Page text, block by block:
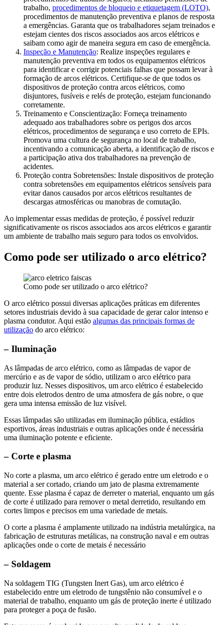
trabalho, procedimentos de bloqueio e etiquetagem (LOTO),
procedimentos de manutenção preventiva e planos de resposta
a emergências. Garanta que os trabalhadores sejam treinados e
estejam cientes dos riscos associados aos arcos elétricos e
saibam como agir de maneira segura em caso de emergência.
Inspeção e Manutenção: Realize inspeções regulares e
manutenção preventiva em todos os equipamentos elétricos
para identificar e corrigir potenciais falhas que possam levar à
formação de arcos elétricos. Certifique-se de que todos os
dispositivos de proteção contra arcos elétricos, como
disjuntores, fusíveis e relés de proteção, estejam funcionando
corretamente.
Treinamento e Conscientização: Forneça treinamento
adequado aos trabalhadores sobre os perigos dos arcos
elétricos, procedimentos de segurança e uso correto de EPIs.
Promova uma cultura de segurança no local de trabalho,
incentivando a comunicação aberta, a identificação de riscos e
a participação ativa dos trabalhadores na prevenção de
acidentes.
Proteção contra Sobretensões: Instale dispositivos de proteção
contra sobretensões em equipamentos elétricos sensíveis para
evitar danos causados por arcos elétricos resultantes de
descargas atmosféricas ou manobras de comutação.
Ao implementar essas medidas de proteção, é possível reduzir
significativamente os riscos associados aos arcos elétricos e garantir
um ambiente de trabalho mais seguro para todos os envolvidos.
Como pode ser utilizado o arco elétrico?
Como pode ser utilizado o arco elétrico?
O arco elétrico possui diversas aplicações práticas em diferentes
setores industriais devido à sua capacidade de gerar calor intenso e
plasma condutor. Aqui estão algumas das principais formas de
utilização do arco elétrico:
– Iluminação
As lâmpadas de arco elétrico, como as lâmpadas de vapor de
mercúrio e as de vapor de sódio, utilizam o arco elétrico para
produzir luz. Nesses dispositivos, um arco elétrico é estabelecido
entre dois eletrodos dentro de uma atmosfera de gás nobre, o que
gera uma intensa emissão de luz visível.
Essas lâmpadas são utilizadas em iluminação pública, estádios
esportivos, áreas industriais e outras aplicações onde é necessária
uma iluminação potente e eficiente.
– Corte e plasma
No corte a plasma, um arco elétrico é gerado entre um eletrodo e o
material a ser cortado, criando um jato de plasma extremamente
quente. Esse plasma é capaz de derreter o material, enquanto um gás
de corte é utilizado para remover o metal derretido, resultando em
cortes limpos e precisos em uma variedade de metais.
O corte a plasma é amplamente utilizado na indústria metalúrgica, na
fabricação de estruturas metálicas, na construção naval e em outras
aplicações onde o corte de metais é necessário
– Soldagem
Na soldagem TIG (Tungsten Inert Gas), um arco elétrico é
estabelecido entre um eletrodo de tungstênio não consumível e o
material de trabalho, enquanto um gás de proteção inerte é utilizado
para proteger a poça de fusão.